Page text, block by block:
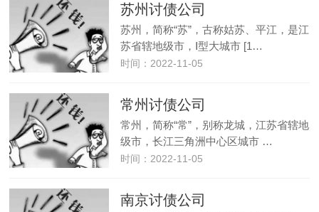
苏州讨债公司
苏州，简称“苏”，古称姑苏、平江，是江
苏省辖地级市，Ⅰ型大城市 [1…
时间：2022-11-05
常州讨债公司
常州，简称“常”，别称龙城，江苏省辖地
级市，长江三角洲中心区城市 …
时间：2022-11-05
南京讨债公司